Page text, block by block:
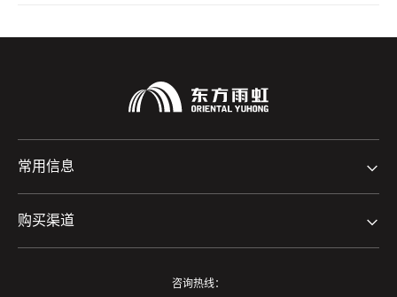
常用信息
购买渠道
咨询热线：